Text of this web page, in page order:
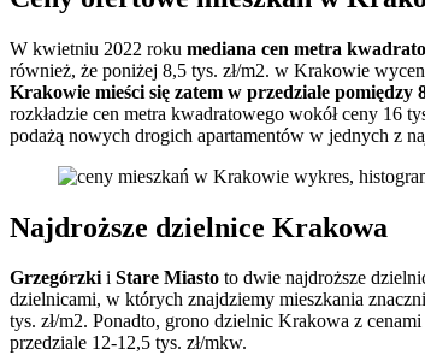
W kwietniu 2022 roku mediana cen metra
również, że poniżej 8,5 tys. zł/m2. w Krakowie
Krakowie mieści się zatem w przedziale pomiędzy
rozkładzie cen metra kwadratowego wokół ceny 16
podażą nowych drogich apartamentów w jednych z
Najdroższe dzielnice Krakowa
Grzegórzkii Stare Miasto to dwie najdroższe
dzielnicami, w których znajdziemy mieszkania
tys. zł/m2. Ponadto, grono dzielnic Krakowa z
przedziale 12-12,5 tys. zł/mkw.